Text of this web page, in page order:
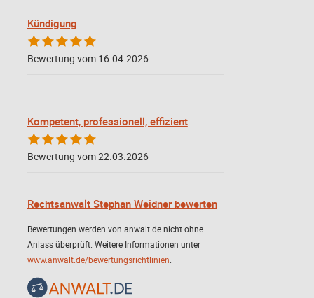
Kündigung
Bewertung vom 16.04.2026
Kompetent, professionell, effizient
Bewertung vom 22.03.2026
Rechtsanwalt Stephan Weidner bewerten
Bewertungen werden von anwalt.de nicht ohne
Anlass überprüft. Weitere Informationen unter
www.anwalt.de/bewertungsrichtlinien.